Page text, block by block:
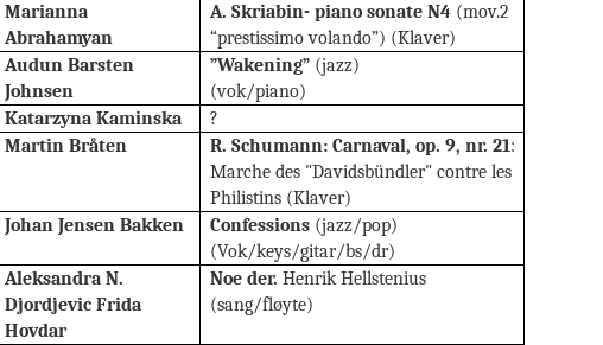
Marianna
Abrahamyan
A. Skriabin- piano sonate N4(mov.2
“prestissimo volando”) (Klaver)
Audun Barsten
Johnsen
”Wakening” (jazz)
(vok/piano)
Katarzyna Kaminska
?
Martin Bråten
R. Schumann: Carnaval, op. 9, nr. 21:
Marche des "Davidsbündler" contre les
Philistins (Klaver)
Johan Jensen Bakken
Confessions (jazz/pop)
(Vok/keys/gitar/bs/dr)
Aleksandra N.
Djordjevic Frida
Hovdar
Noe der. Henrik Hellstenius
(sang/fløyte)